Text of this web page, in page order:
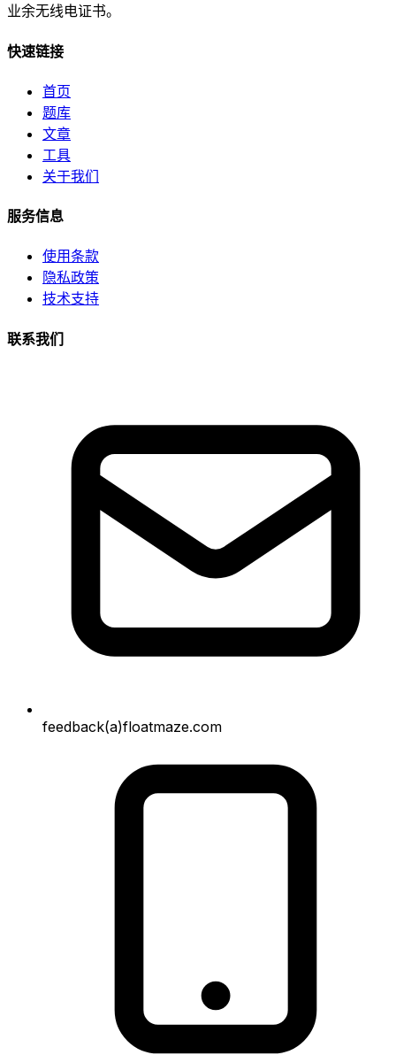
业余无线电证书。
快速链接
首页
题库
文章
工具
关于我们
服务信息
使用条款
隐私政策
技术支持
联系我们
feedback(a)floatmaze.com